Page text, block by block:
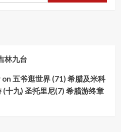
林九台
on 五爷逛世界 (71) 希腊及米科
十九) 圣托里尼(7) 希腊游终章